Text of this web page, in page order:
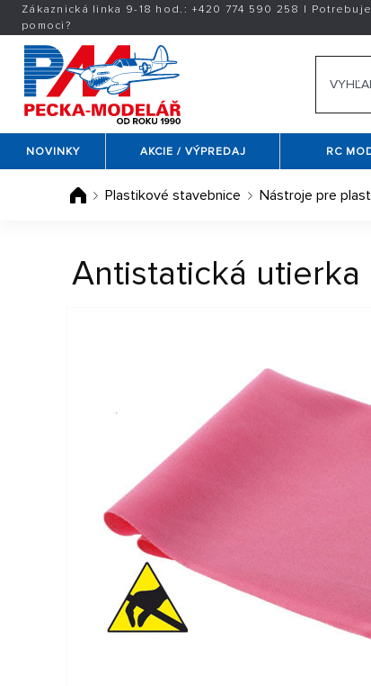
Zákaznická linka 9-18 hod.:+420 774 590 258 |
pomoci?
NOVINKY AKCIE / VÝPREDAJ RC
Plastikové stavebnice Nástroje pre
Antistatická utierka